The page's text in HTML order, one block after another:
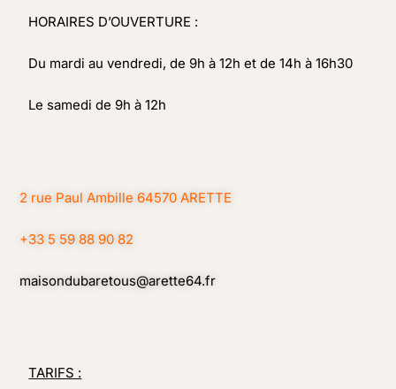
HORAIRES D’OUVERTURE :
Du mardi au vendredi, de 9h à 12h et de 14h à 16h30
Le samedi de 9h à 12h
2 rue Paul Ambille 64570 ARETTE
+33 5 59 88 90 82
maisondubaretous@arette64.fr
TARIFS :